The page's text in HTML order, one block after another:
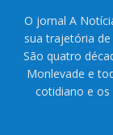
O jornal A
sua trajetória
São quatro
Monlevade e
cotidiano e os